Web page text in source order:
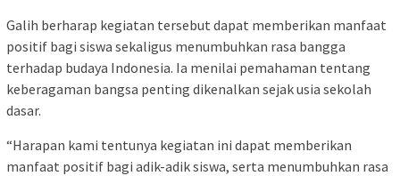
Galih berharap kegiatan tersebut dapat memberikan manfaat
positif bagi siswa sekaligus menumbuhkan rasa bangga
terhadap budaya Indonesia. Ia menilai pemahaman tentang
keberagaman bangsa penting dikenalkan sejak usia sekolah
dasar.
“Harapan kami tentunya kegiatan ini dapat memberikan
manfaat positif bagi adik-adik siswa, serta menumbuhkan rasa